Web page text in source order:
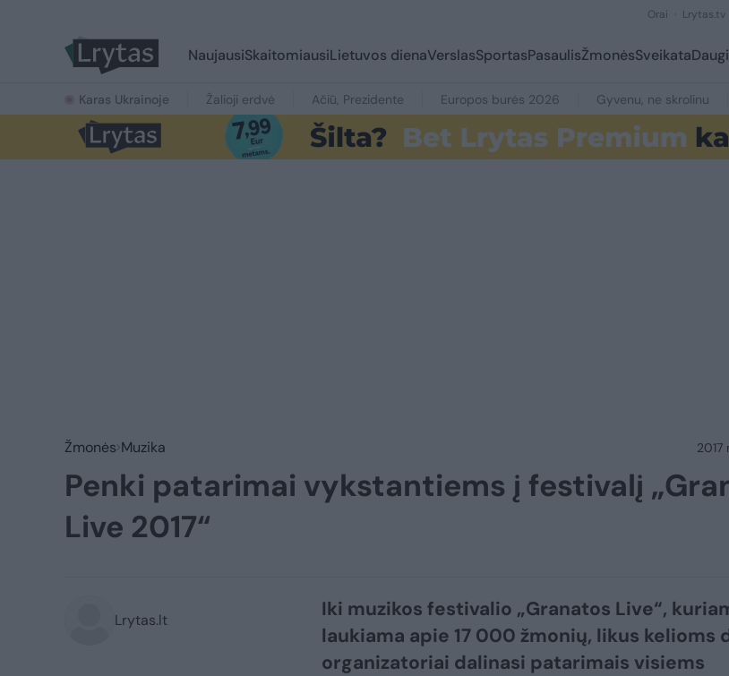
Orai Lrytas.tv
NaujausiSkaitomiausiLietuvos dienaVerslasSportasPasaulisŽmonėsSveikata
Karas Ukrainoje Žalioji erdvė Ačiū, Prezidente Europos burės 2026 Gyvenu, ne skrolinu
Žmonės Muzika 2017
Penki patarimai vykstantiems į festivalį
Live 2017“
Lrytas.lt
Iki muzikos festivalio „Granatos Live“,
laukiama apie 17 000 žmonių, likus kelioms
organizatoriai dalinasi patarimais visiems